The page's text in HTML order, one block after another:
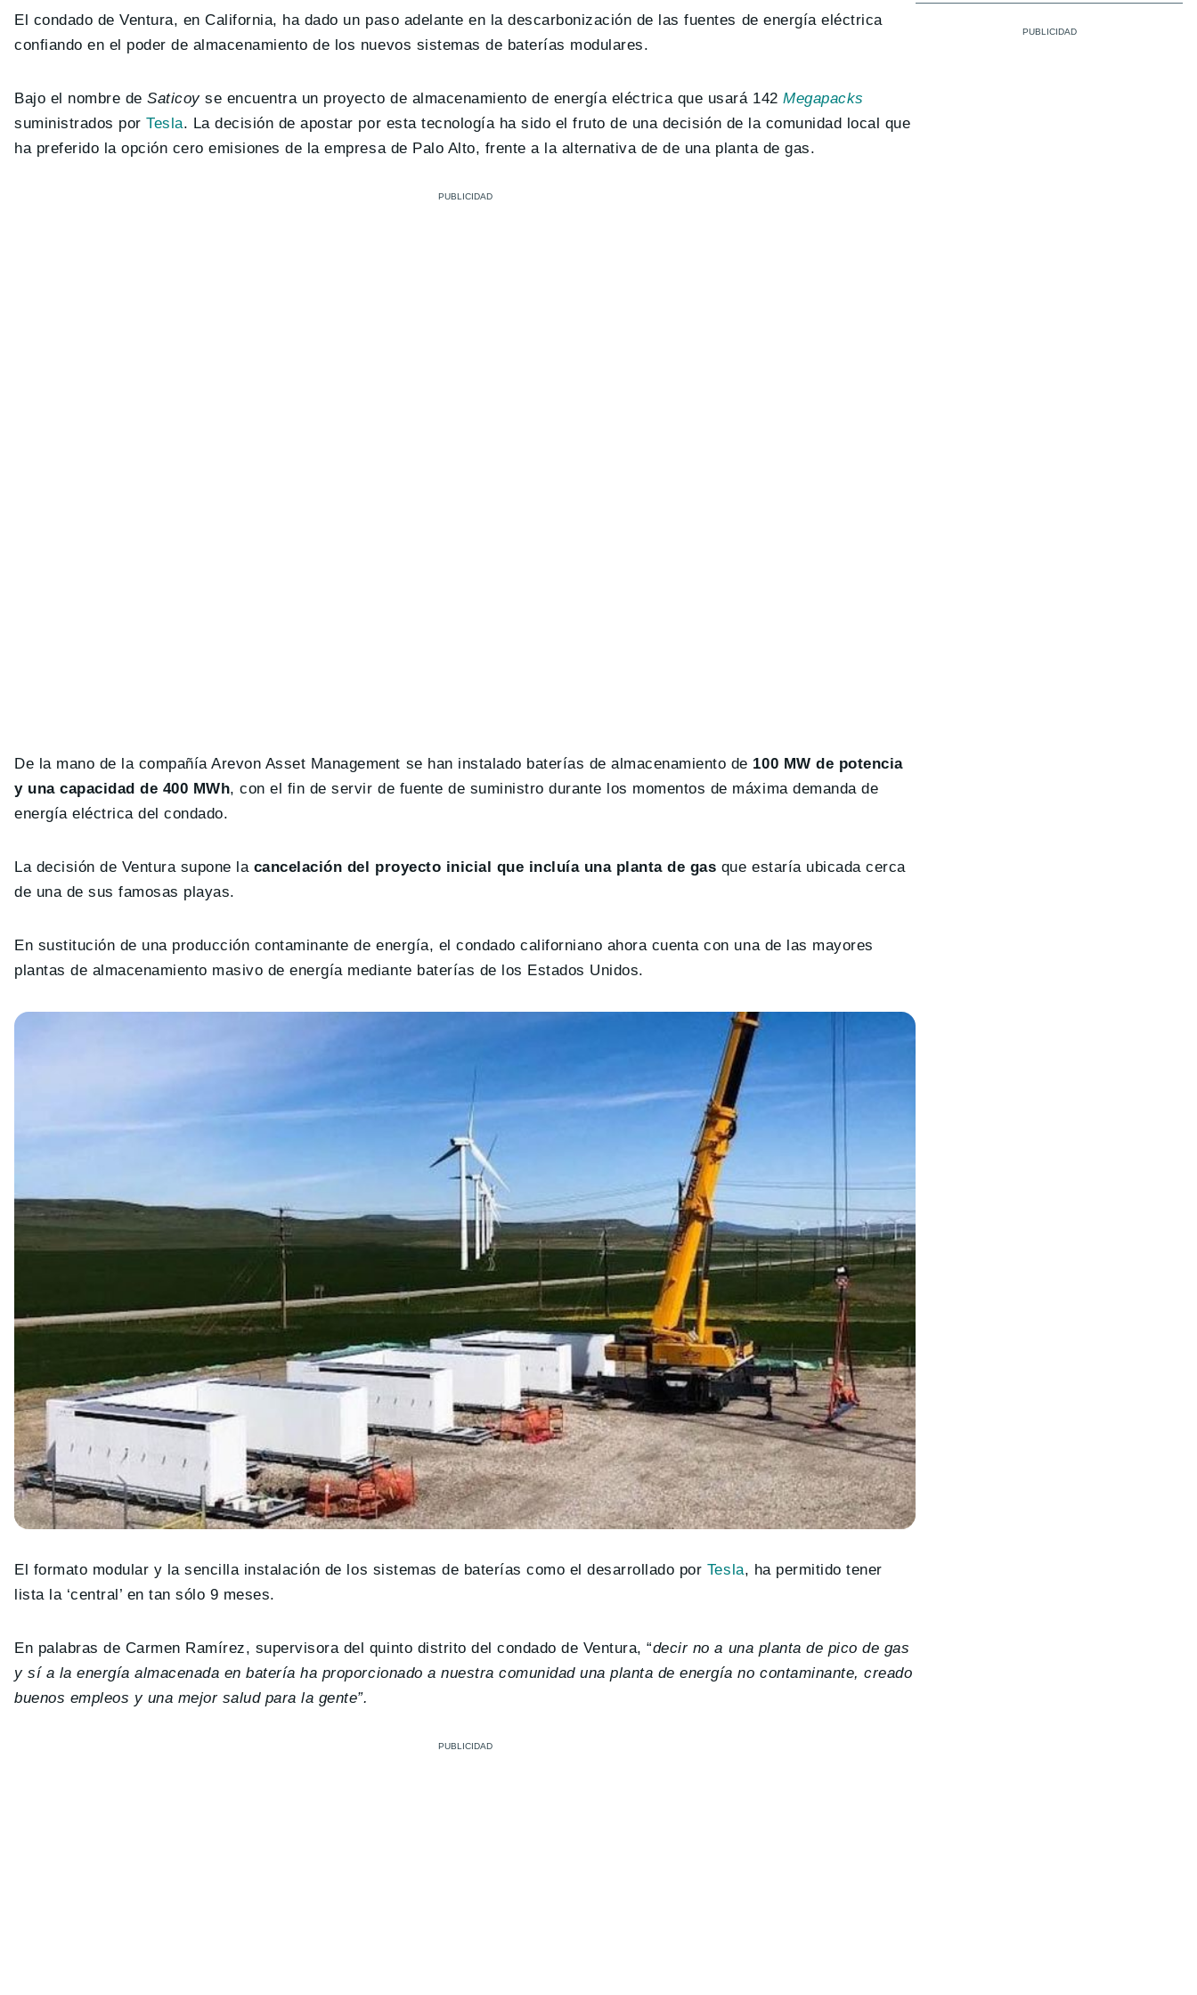
El condado de Ventura, en California, ha dado un paso adelante en la descarbonización de las fuentes de energía eléctrica
confiando en el poder de almacenamiento de los nuevos sistemas de baterías modulares.
Bajo el nombre deSaticoyse encuentra un proyecto de almacenamiento de energía eléctrica que usará 142Megapacks
suministrados porTesla. La decisión de apostar por esta tecnología ha sido el fruto de una decisión de la comunidad local que
ha preferido la opción cero emisiones de la empresa de Palo Alto, frente a la alternativa de de una planta de gas.
De la mano de la compañía Arevon Asset Management se han instalado baterías de almacenamiento de 100 MW de potencia
y una capacidad de 400 MWh, con el fin de servir de fuente de suministro durante los momentos de máxima demanda de
energía eléctrica del condado.
La decisión de Ventura supone lacancelación del proyecto inicial que incluía una planta de gas que estaría ubicada cerca
de una de sus famosas playas.
En sustitución de una producción contaminante de energía, el condado californiano ahora cuenta con una de las mayores
plantas de almacenamiento masivo de energía mediante baterías de los Estados Unidos.
El formato modular y la sencilla instalación de los sistemas de baterías como el desarrollado por Tesla, ha permitido tener
lista la ‘central’ en tan sólo 9 meses.
En palabras de Carmen Ramírez, supervisora del quinto distrito del condado de Ventura, “decir no a una planta de pico de gas
y sí a la energía almacenada en batería ha proporcionado a nuestra comunidad una planta de energía no contaminante, creado
buenos empleos y una mejor salud para la gente”.